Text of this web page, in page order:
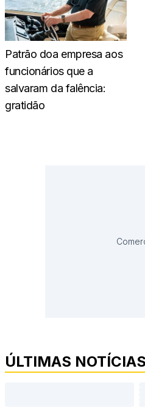
Patrão doa empresa aos
funcionários que a
salvaram da falência:
gratidão
ÚLTIMAS NOTÍCIAS